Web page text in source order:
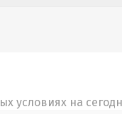
условиях на